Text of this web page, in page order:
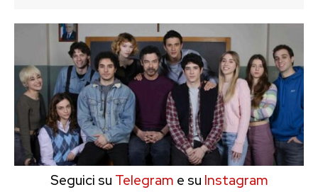
Seguici su Telegram e su Instagram